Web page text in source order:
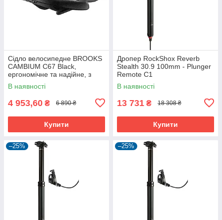
Сідло велосипедне BROOKS
CAMBIUM C67 Black,
ергономічне та надійне, з
посиленими пружинами.
В наявності
4 953,60 ₴ 6 890 ₴
Купити
Дропер RockShox Reverb
Stealth 30.9 100mm - Plunger
Remote C1
В наявності
13 731 ₴ 18 308 ₴
Купити
–25% –25%